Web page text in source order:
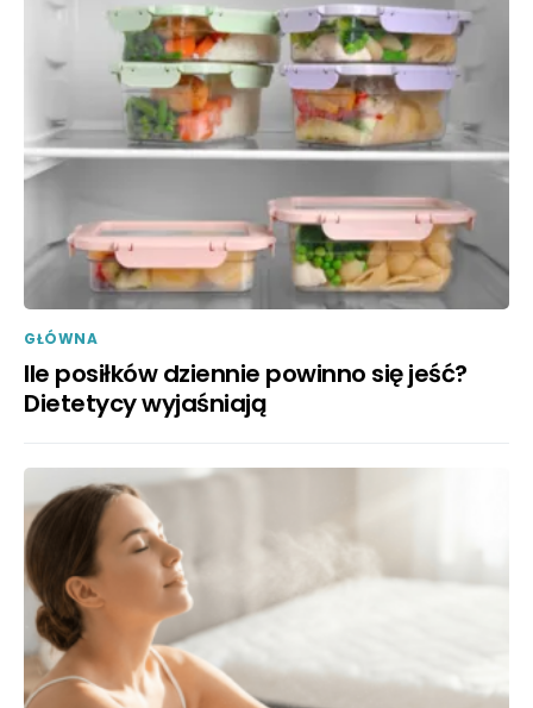
GŁÓWNA
Ile posiłków dziennie powinno się jeść?
Dietetycy wyjaśniają